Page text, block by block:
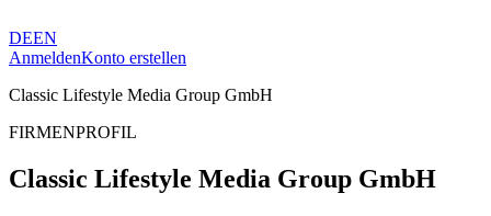
DEEN
AnmeldenKonto erstellen
Classic Lifestyle Media Group GmbH
FIRMENPROFIL
Classic Lifestyle Media Group GmbH